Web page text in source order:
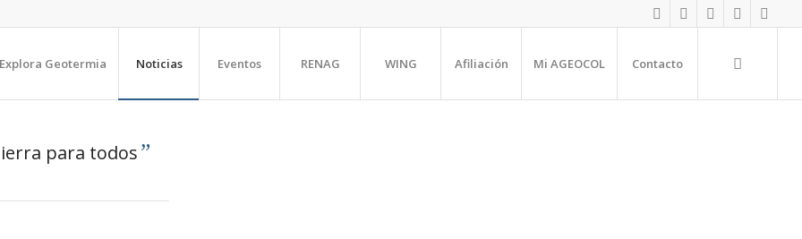
Explora Geotermia Noticias Eventos RENAG WING Afiliación Mi AGEOCOL Contacto
para todos”